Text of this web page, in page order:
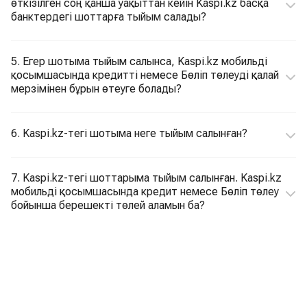
өткізілген соң қанша уақыттан кейін Kaspi.kz басқа
банктердегі шоттарға тыйым салады?
5. Егер шотыма тыйым салынса, Kaspi.kz мобильді
қосымшасында кредитті немесе Бөліп төлеуді қалай
мерзімінен бұрын өтеуге болады?
6. Kaspi.kz-тегі шотыма неге тыйым салынған?
7. Kaspi.kz-тегі шоттарыма тыйым салынған. Kaspi.kz
мобильді қосымшасында кредит немесе Бөліп төлеу
бойынша берешекті төлей аламын ба?